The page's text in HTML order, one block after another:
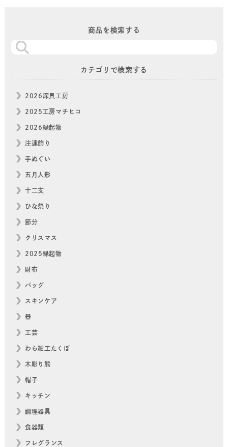
商品を検索する
カテゴリで検索する
2026深貝工房
2025工房マチヒコ
2026縁起物
注連飾り
手ぬぐい
五月人形
十二支
ひな祭り
節分
クリスマス
2025縁起物
財布
バッグ
スキンケア
器
工芸
わら細工たくぼ
木彫り熊
帽子
キッチン
調理器具
食器類
フレグランス